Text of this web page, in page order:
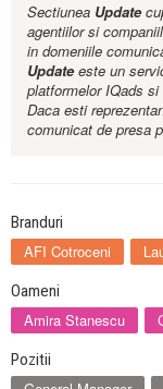
Sectiunea Update
agentiilor si
in domeniile
Updateeste un
platformelor IQads si
Daca esti
comunicat de presa
Branduri
AFI Cotroceni
Oameni
Amira Stanescu
Pozitii